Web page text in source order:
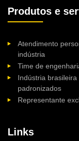
Produtos e
Atendimento
indústria
Time de
Indústria
padronizados
Representante
Links